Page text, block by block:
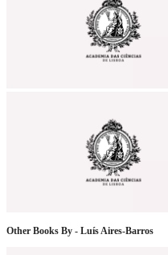
Other Books By - Luís Aires-Barros